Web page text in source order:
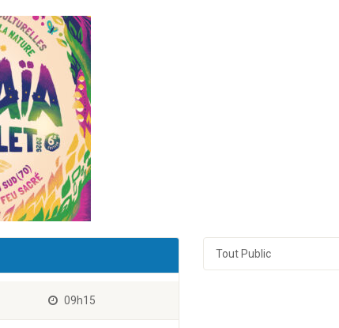
09h15
Tout Public